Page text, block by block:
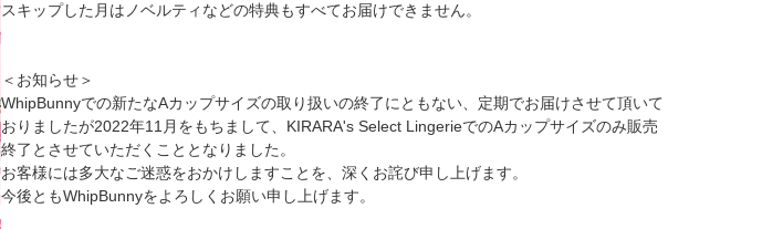
スキップした月はノベルティなどの特典もすべてお届けできません。
＜お知らせ＞
WhipBunnyでの新たなAカップサイズの取り扱いの終了にともない、定期でお届けさせて頂いて
おりましたが2022年11月をもちまして、KIRARA's Select LingerieでのAカップサイズのみ販売
終了とさせていただくこととなりました。
お客様には多大なご迷惑をおかけしますことを、深くお詫び申し上げます。
今後ともWhipBunnyをよろしくお願い申し上げます。